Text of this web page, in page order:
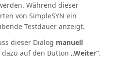
Während dieser
von SimpleSYN ein
Testdauer anzeigt.
dieser Dialog manuell
auf den Button „Weiter“.